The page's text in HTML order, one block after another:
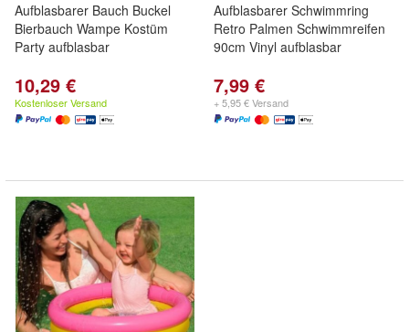
Aufblasbarer Bauch Buckel
Bierbauch Wampe Kostüm
Party aufblasbar
10,29 €
Kostenloser Versand
Aufblasbarer Schwimmring
Retro Palmen Schwimmreifen
90cm Vinyl aufblasbar
7,99 €
+ 5,95 € Versand